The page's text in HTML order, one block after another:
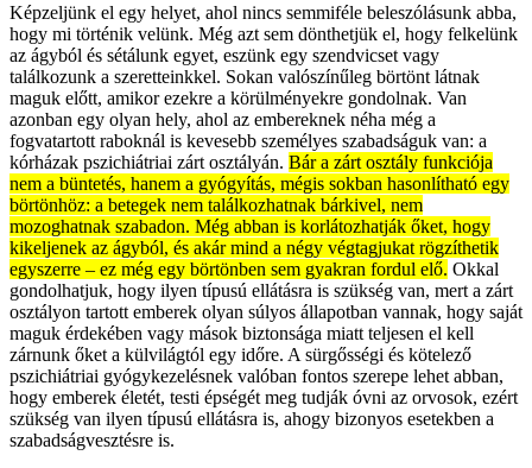
Képzeljünk el egy helyet, ahol nincs semmiféle beleszólásunk abba,
hogy mi történik velünk. Még azt sem dönthetjük el, hogy felkelünk
az ágyból és sétálunk egyet, eszünk egy szendvicset vagy
találkozunk a szeretteinkkel. Sokan valószínűleg börtönt látnak
maguk előtt, amikor ezekre a körülményekre gondolnak. Van
azonban egy olyan hely, ahol az embereknek néha még a
fogvatartott raboknál is kevesebb személyes szabadságuk van: a
kórházak pszichiátriai zárt osztályán. Bár a zárt osztály funkciója
nem a büntetés, hanem a gyógyítás, mégis sokban hasonlítható egy
börtönhöz: a betegek nem találkozhatnak bárkivel, nem
mozoghatnak szabadon. Még abban is korlátozhatják őket, hogy
kikeljenek az ágyból, és akár mind a négy végtagjukat rögzíthetik
egyszerre – ez még egy börtönben sem gyakran fordul elő. Okkal
gondolhatjuk, hogy ilyen típusú ellátásra is szükség van, mert a zárt
osztályon tartott emberek olyan súlyos állapotban vannak, hogy saját
maguk érdekében vagy mások biztonsága miatt teljesen el kell
zárnunk őket a külvilágtól egy időre. A sürgősségi és kötelező
pszichiátriai gyógykezelésnek valóban fontos szerepe lehet abban,
hogy emberek életét, testi épségét meg tudják óvni az orvosok, ezért
szükség van ilyen típusú ellátásra is, ahogy bizonyos esetekben a
szabadságvesztésre is.